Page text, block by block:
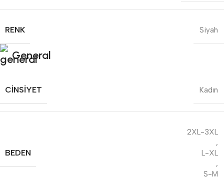
RENK Siyah
General
CINSIYET Kadın
BEDEN
2XL-3XL
,
L-XL
,
S-M